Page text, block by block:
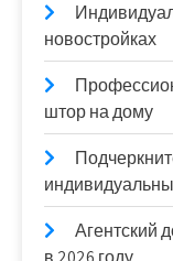
новостройках
штор на дому
Агентский